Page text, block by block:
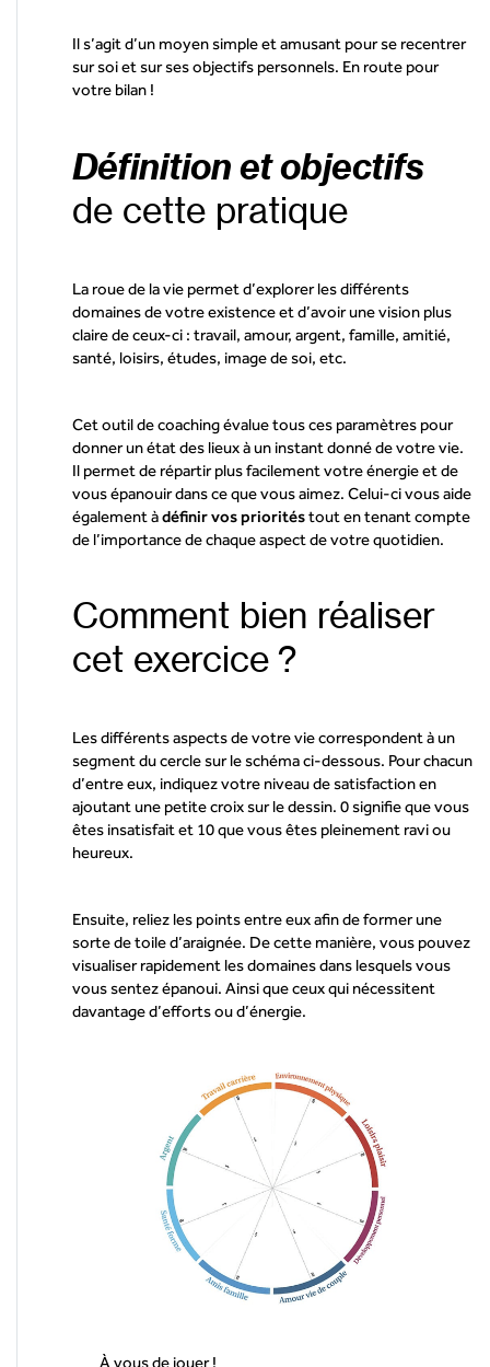
Il s’agit d’un moyen simple et amusant pour se recentrer
sur soi et sur ses objectifs personnels. En route pour
votre bilan !
Définition et objectifs
de cette pratique
La roue de la vie permet d’explorer les différents
domaines de votre existence et d’avoir une vision plus
claire de ceux-ci : travail, amour, argent, famille, amitié,
santé, loisirs, études, image de soi, etc.
Cet outil de coaching évalue tous ces paramètres pour
donner un état des lieux à un instant donné de votre vie.
Il permet de répartir plus facilement votre énergie et de
vous épanouir dans ce que vous aimez. Celui-ci vous aide
également àdéfinir vos prioritéstout en tenant compte
de l’importance de chaque aspect de votre quotidien.
Comment bien réaliser
cet exercice ?
Les différents aspects de votre vie correspondent à un
segment du cercle sur le schéma ci-dessous. Pour chacun
d’entre eux, indiquez votre niveau de satisfaction en
ajoutant une petite croix sur le dessin. 0 signifie que vous
êtes insatisfait et 10 que vous êtes pleinement ravi ou
heureux.
Ensuite, reliez les points entre eux afin de former une
sorte de toile d’araignée. De cette manière, vous pouvez
visualiser rapidement les domaines dans lesquels vous
vous sentez épanoui. Ainsi que ceux qui nécessitent
davantage d’efforts ou d’énergie.
À vous de jouer !